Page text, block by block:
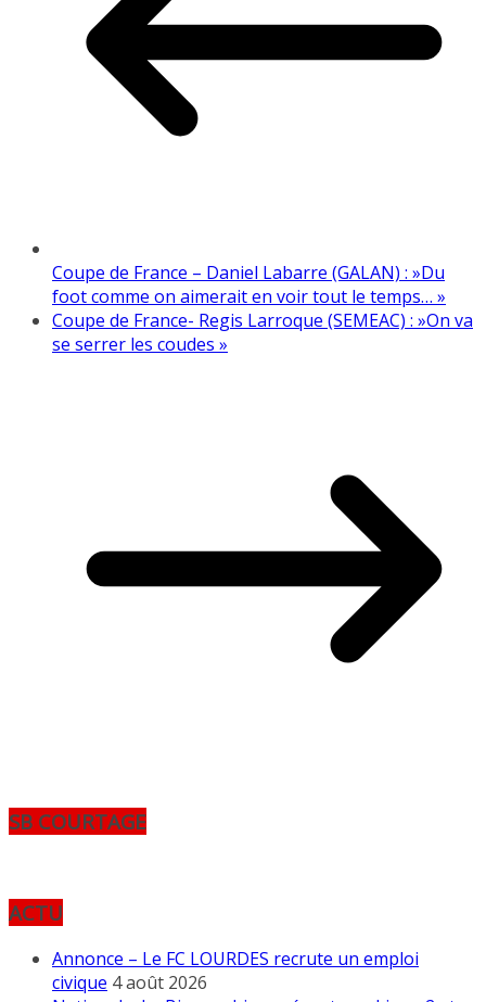
Coupe de France – Daniel Labarre (GALAN) : »Du
foot comme on aimerait en voir tout le temps… »
Coupe de France- Regis Larroque (SEMEAC) : »On va
se serrer les coudes »
SB COURTAGE
ACTU
Annonce – Le FC LOURDES recrute un emploi
civique 4 août 2026